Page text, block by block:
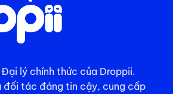
lý chính thức của Droppii.
đối tác đáng tin cậy, cung cấp